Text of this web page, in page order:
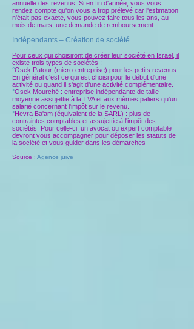
annuelle des revenus. Si en fin d'année, vous vous
rendez compte qu'on vous a trop prélevé car l'estimation
n'était pas exacte, vous pouvez faire tous les ans, au
mois de mars, une demande de remboursement.
Indépendants – Création de société
Pour ceux qui choisiront de créer leur société en Israël, il
existe trois types de sociétés :
°Osek Patour (micro-entreprise) pour les petits revenus.
En général c'est ce qui est choisi pour le début d'une
activité ou quand il s'agit d'une activité complémentaire.
°Osek Mourché : entreprise indépendante de taille
moyenne assujettie à la TVA et aux mêmes paliers qu'un
salarié concernant l'impôt sur le revenu.
°Hevra Ba'am (équivalent de la SARL) : plus de
contraintes comptables et assujettie à l'impôt des
sociétés. Pour celle-ci, un avocat ou expert comptable
devront vous accompagner pour déposer les statuts de
la société et vous guider dans les démarches
Source : Agence juive